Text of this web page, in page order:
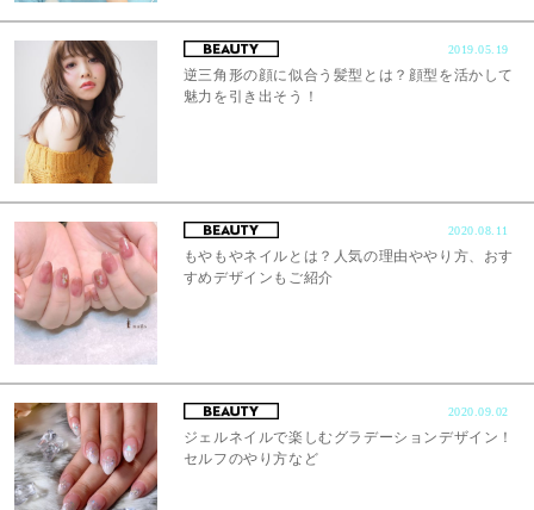
2019.05.19
逆三角形の顔に似合う髪型とは？顔型を活かして
魅力を引き出そう！
2020.08.11
もやもやネイルとは？人気の理由ややり方、おす
すめデザインもご紹介
2020.09.02
ジェルネイルで楽しむグラデーションデザイン！
セルフのやり方など